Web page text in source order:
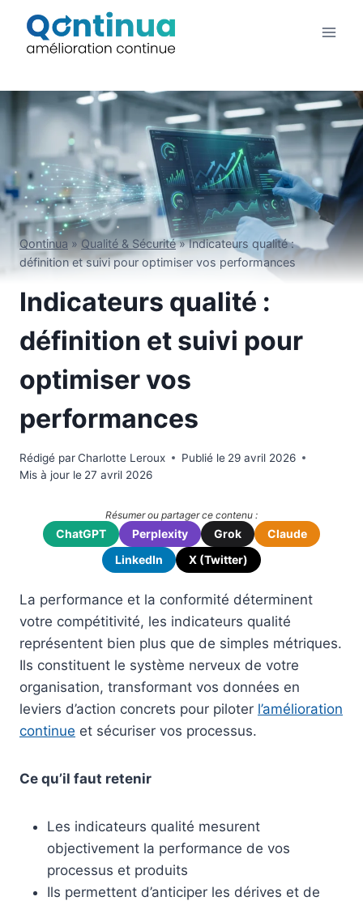
contenu
Qontinua» Qualité & Sécurité»Indicateurs qualité :
définition et suivi pour optimiser vos performances
Indicateurs qualité :
définition et suivi pour
optimiser vos
performances
Rédigé parCharlotte Leroux Publié le 29 avril 2026
Mis à jour le 27 avril 2026
Résumer ou partager ce contenu :
ChatGPT Perplexity Grok
Claude
LinkedIn
X (Twitter)
La performance et la conformité déterminent
votre compétitivité, les indicateurs qualité
représentent bien plus que de simples métriques.
Ils constituent le système nerveux de votre
organisation, transformant vos données en
leviers d’action concrets pour piloter l’amélioration
continue et sécuriser vos processus.
Ce qu’il faut retenir
Les indicateurs qualité mesurent
objectivement la performance de vos
processus et produits
Ils permettent d’anticiper les dérives et de